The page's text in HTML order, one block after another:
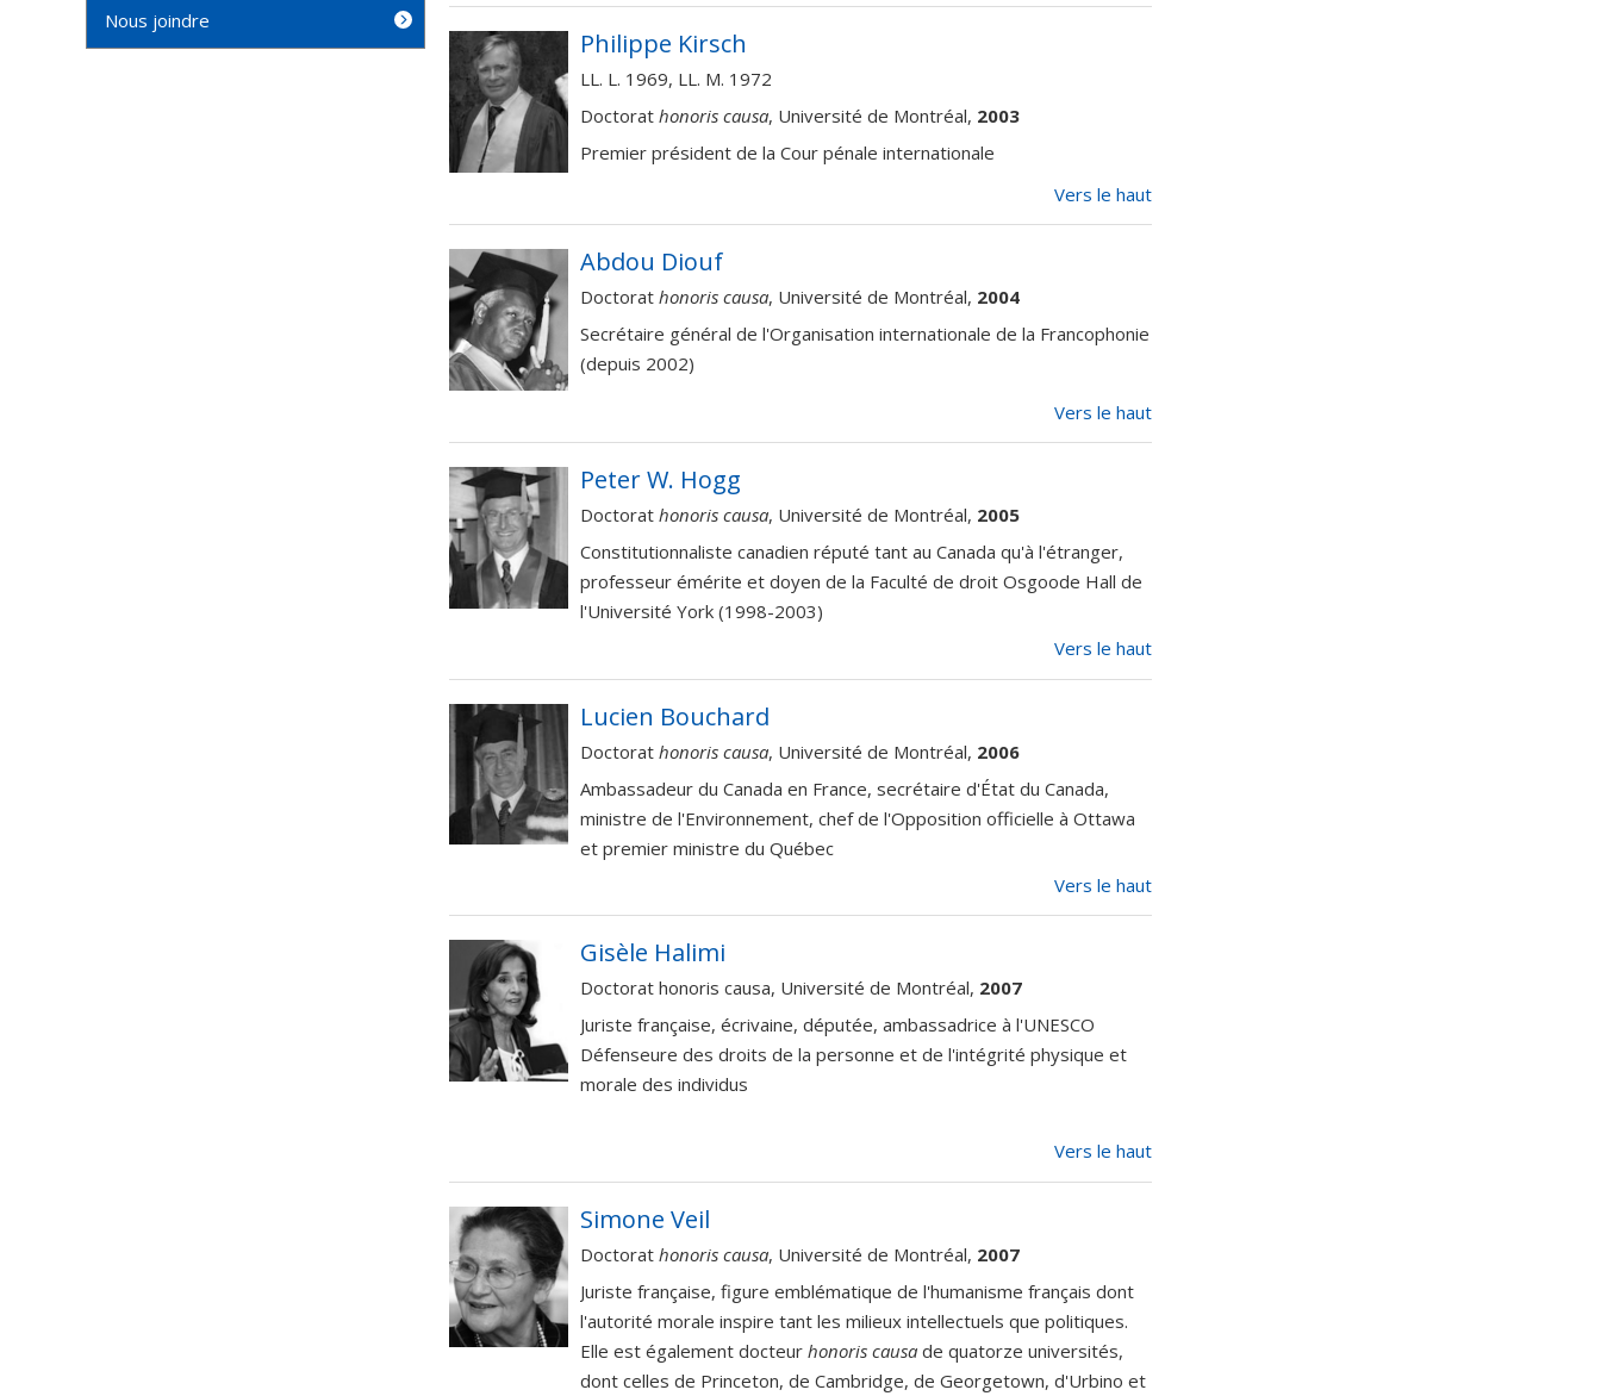
Philippe Kirsch
LL. L. 1969, LL. M. 1972
Doctorat honoris causa, Université de Montréal, 2003
Premier président de la Cour pénale internationale
Vers le haut
Abdou Diouf
Doctorat honoris causa, Université de Montréal, 2004
Secrétaire général de l'Organisation internationale de la Francophonie
(depuis 2002)
Vers le haut
Peter W. Hogg
Doctorat honoris causa, Université de Montréal, 2005
Constitutionnaliste canadien réputé tant au Canada qu'à l'étranger,
professeur émérite et doyen de la Faculté de droit Osgoode Hall de
l'Université York (1998-2003)
Vers le haut
Lucien Bouchard
Doctorat honoris causa, Université de Montréal, 2006
Ambassadeur du Canada en France, secrétaire d'État du Canada,
ministre de l'Environnement, chef de l'Opposition officielle à Ottawa
et premier ministre du Québec
Vers le haut
Gisèle Halimi
Doctorat honoris causa, Université de Montréal, 2007
Juriste française, écrivaine, députée, ambassadrice à l'UNESCO
Défenseure des droits de la personne et de l'intégrité physique et
morale des individus
Vers le haut
Simone Veil
Doctorat honoris causa, Université de Montréal, 2007
Juriste française, figure emblématique de l'humanisme français dont
l'autorité morale inspire tant les milieux intellectuels que politiques.
Elle est également docteur honoris causa de quatorze universités,
dont celles de Princeton, de Cambridge, de Georgetown, d'Urbino et
Nous joindre